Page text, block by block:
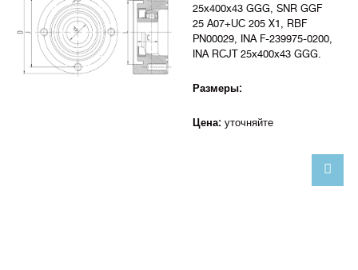
25x400x43 GGG, SNR GGF
25 A07+UC 205 X1, RBF
PN00029, INA F-239975-0200,
INA RCJT 25x400x43 GGG.
Размеры:
Цена: уточняйте